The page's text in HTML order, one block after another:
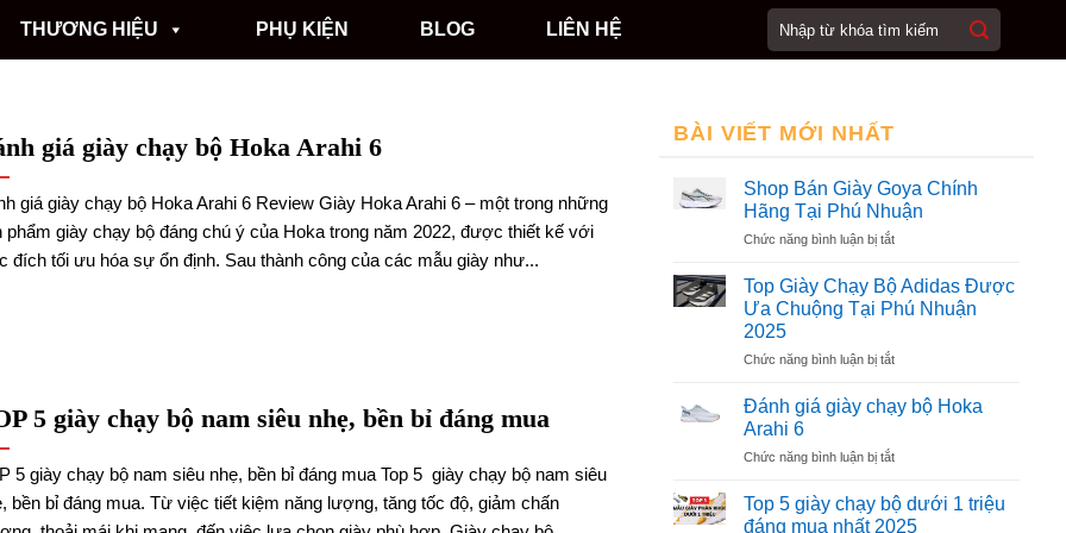
THƯƠNG HIỆU PHỤ KIỆN BLOG LIÊN HỆ
giá giày chạy bộ Hoka Arahi 6
giá giày chạy bộ Hoka Arahi 6 Review Giày Hoka Arahi 6 – một trong những
phẩm giày chạy bộ đáng chú ý của Hoka trong năm 2022, được thiết kế với
đích tối ưu hóa sự ổn định. Sau thành công của các mẫu giày như...
5 giày chạy bộ nam siêu nhẹ, bền bỉ đáng mua
5 giày chạy bộ nam siêu nhẹ, bền bỉ đáng mua Top 5 giày chạy bộ nam siêu
bền bỉ đáng mua. Từ việc tiết kiệm năng lượng, tăng tốc độ, giảm chấn
BÀI VIẾT MỚI NHẤT
Shop Bán Giày Goya Chính
Hãng Tại Phú Nhuận
Chức năng bình luận bị tắtở
Bán
Giày
Goya
Hãng
Phú
Nhuận
Top Giày Chạy Bộ Adidas Được
Ưa Chuộng Tại Phú Nhuận
2025
Chức năng bình luận bị tắtở
Giày
Chạy
Adidas
Ưa
Chuộng
Đánh giá giày chạy bộ Hoka
Arahi 6
Chức năng bình luận bị tắtở
giá
giày
Top 5 giày chạy bộ dưới 1 triệu
đáng mua nhất 2025